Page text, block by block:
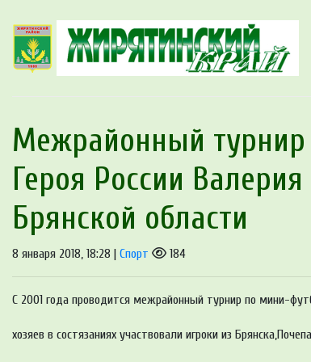
Межрайонный
Героя России
Брянской области
8 января 2018, 18:28 | Спорт 184
С 2001 года проводится межрайонный турнир по мини-
хозяев в состязаниях участвовали игроки из